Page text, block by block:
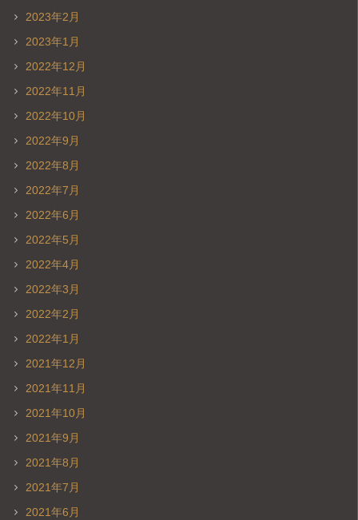
2023年2月
2023年1月
2022年12月
2022年11月
2022年10月
2022年9月
2022年8月
2022年7月
2022年6月
2022年5月
2022年4月
2022年3月
2022年2月
2022年1月
2021年12月
2021年11月
2021年10月
2021年9月
2021年8月
2021年7月
2021年6月